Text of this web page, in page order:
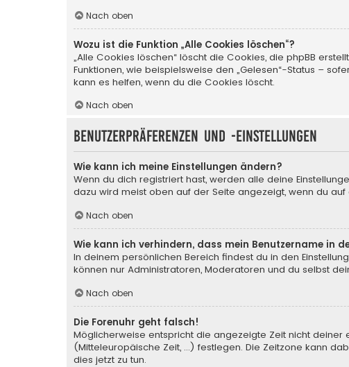
Nach oben
Wozu ist die Funktion „Alle Cookies löschen“?
„Alle Cookies löschen“ löscht die Cookies, die phpBB
Funktionen, wie beispielsweise den „Gelesen“-Status –
kann es helfen, wenn du die Cookies löscht.
Nach oben
Benutzerpräferenzen und -einstellungen
Wie kann ich meine Einstellungen ändern?
Wenn du dich registriert hast, werden alle deine
dazu wird meist oben auf der Seite angezeigt, wenn du
Nach oben
Wie kann ich verhindern, dass mein Benutzername in
In deinem persönlichen Bereich findest du in den
können nur Administratoren, Moderatoren und du selbst
Nach oben
Die Forenuhr geht falsch!
Möglicherweise entspricht die angezeigte Zeit nicht deiner
(Mitteleuropäische Zeit, ...) festlegen. Die Zeitzone kann
dies jetzt zu tun.